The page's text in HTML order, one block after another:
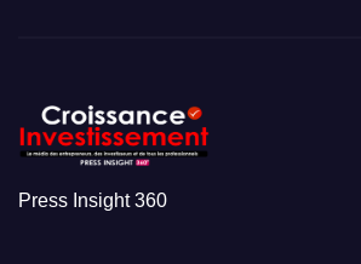
Press Insight 360